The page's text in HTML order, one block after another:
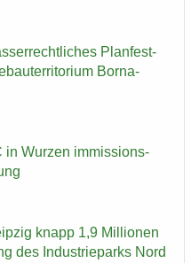
Plan­fest­
Borna-​
in Wur­zen im­mis­si­ons­
knapp 1,9 Mil­lio­nen
des In­dus­trie­parks Nord